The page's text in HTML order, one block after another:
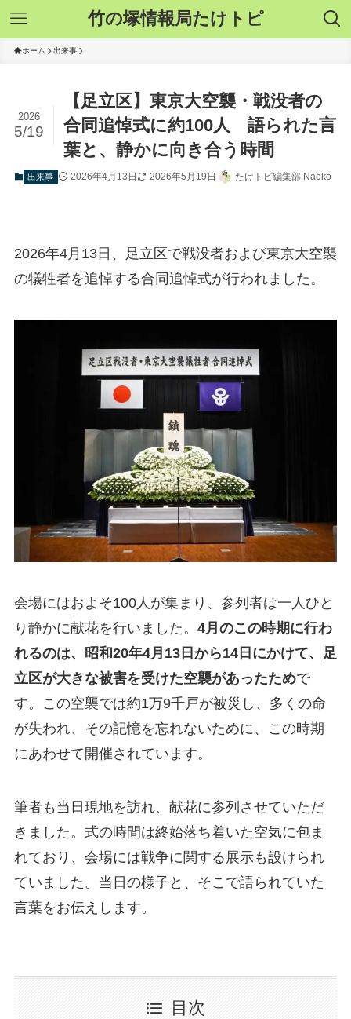
竹の塚情報局たけトピ
ホーム 出来事
【足立区】東京大空襲・戦没者の
合同追悼式に約100人 語られた言
葉と、静かに向き合う時間
2026
5/19
出来事 2026年4月13日 2026年5月19日 たけトピ編集部 Naoko
2026年4月13日、足立区で戦没者および東京大空襲
の犠牲者を追悼する合同追悼式が行われました。
会場にはおよそ100人が集まり、参列者は一人ひと
り静かに献花を行いました。 4月のこの時期に行わ
れるのは、昭和20年4月13日から14日にかけて、足
立区が大きな被害を受けた空襲があったためで
す。この空襲では約1万9千戸が被災し、多くの命
が失われ、その記憶を忘れないために、この時期
にあわせて開催されています。
筆者も当日現地を訪れ、献花に参列させていただ
きました。式の時間は終始落ち着いた空気に包ま
れており、会場には戦争に関する展示も設けられ
ていました。当日の様子と、そこで語られていた
言葉をお伝えします。
目次